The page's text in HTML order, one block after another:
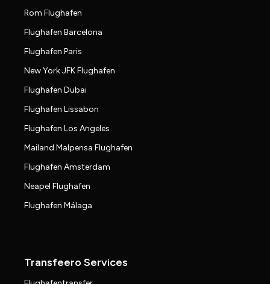
Rom Flughafen
Flughafen Barcelona
Flughafen Paris
New York JFK Flughafen
Flughafen Dubai
Flughafen Lissabon
Flughafen Los Angeles
Mailand Malpensa Flughafen
Flughafen Amsterdam
Neapel Flughafen
Flughafen Málaga
Transfeero Services